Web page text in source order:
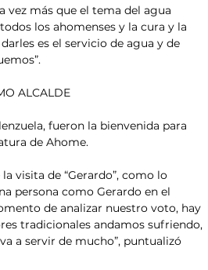
vez más que el tema del agua
los ahomenses y la cura y la
es el servicio de agua y de
ALCALDE
fueron la bienvenida para
de Ahome.
visita de “Gerardo”, como lo
persona como Gerardo en el
de analizar nuestro voto, hay
tradicionales andamos sufriendo,
a servir de mucho”, puntualizó